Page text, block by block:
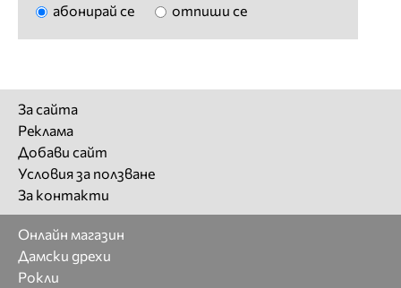
абонирай се отпиши се
За сайта
Реклама
Добави сайт
Условия за ползване
За контакти
Онлайн магазин
Дамски дрехи
Рокли